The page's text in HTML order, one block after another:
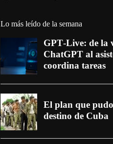
Lo más leído de la semana